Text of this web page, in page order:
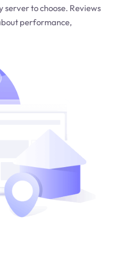
server to choose. Reviews
performance,